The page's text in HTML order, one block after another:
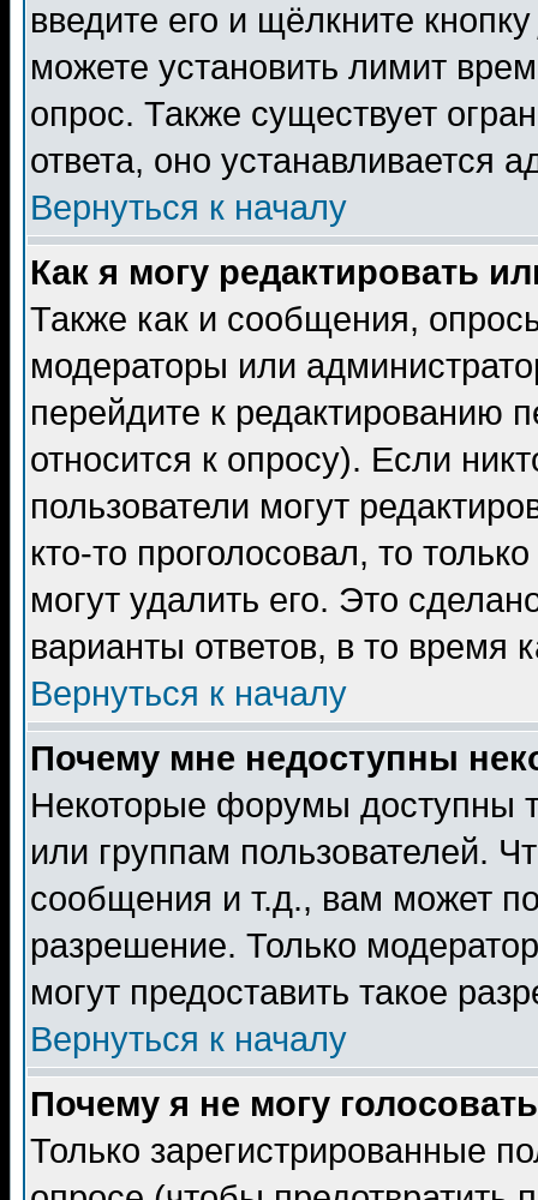
введите его и щёлкните
можете установить лимит
опрос. Также существует
ответа, оно устанавливается
Вернуться к началу
Как я могу редактировать
Также как и сообщения,
модераторы или
перейдите к редактированию
относится к опросу). Если
пользователи могут
кто-то проголосовал, то
могут удалить его. Это
варианты ответов, в то время
Вернуться к началу
Почему мне недоступны
Некоторые форумы доступны
или группам пользователей.
сообщения и т.д., вам может
разрешение. Только
могут предоставить такое
Вернуться к началу
Почему я не могу
Только зарегистрированные